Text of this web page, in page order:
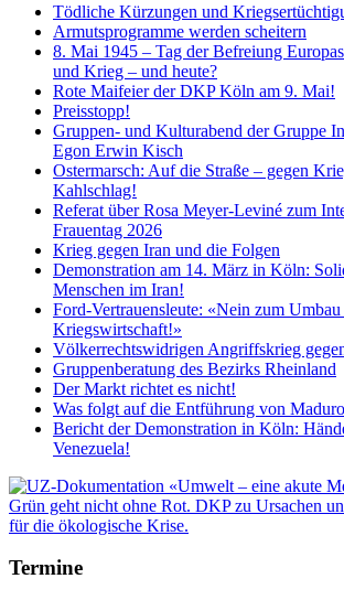
Tödliche Kürzungen und
Armutsprogramme werden scheitern
8. Mai 1945 – Tag der Befreiung
und Krieg – und heute?
Rote Maifeier der DKP Köln am 9. Mai!
Preisstopp!
Gruppen- und Kulturabend der Gruppe
Egon Erwin Kisch
Ostermarsch: Auf die Straße – gegen
Kahlschlag!
Referat über Rosa Meyer-Leviné zum
Frauentag 2026
Krieg gegen Iran und die Folgen
Demonstration am 14. März in Köln:
Menschen im Iran!
Ford-Vertrauensleute: «Nein zum
Kriegswirtschaft!»
Völkerrechtswidrigen Angriffskrieg
Gruppenberatung des Bezirks Rheinland
Der Markt richtet es nicht!
Was folgt auf die Entführung von
Bericht der Demonstration in Köln:
Venezuela!
Termine